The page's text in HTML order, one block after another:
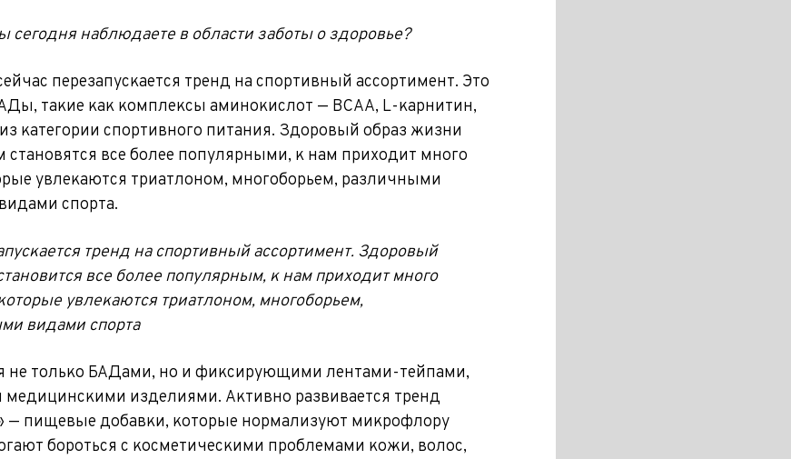
сегодня наблюдаете в области заботы о здоровье?
перезапускается тренд на спортивный ассортимент. Это
такие как комплексы аминокислот — BCAA, L-карнитин,
категории спортивного питания. Здоровый образ жизни
становятся все более популярными, к нам приходит много
увлекаются триатлоном, многоборьем, различными
спорта.
тренд на спортивный ассортимент. Здоровый
все более популярным, к нам приходит много
увлекаются триатлоном, многоборьем,
видами спорта
не только БАДами, но и фиксирующими лентами-тейпами,
изделиями. Активно развивается тренд
— пищевые добавки, которые нормализуют микрофлору
бороться с косметическими проблемами кожи, волос,